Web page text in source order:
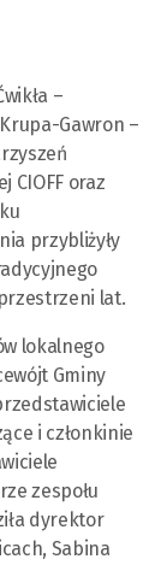
–
Gawron –
CIOFF oraz
przybliżyły
lat.
lokalnego
Gminy
i członkinie
zespołu
dyrektor
Sabina